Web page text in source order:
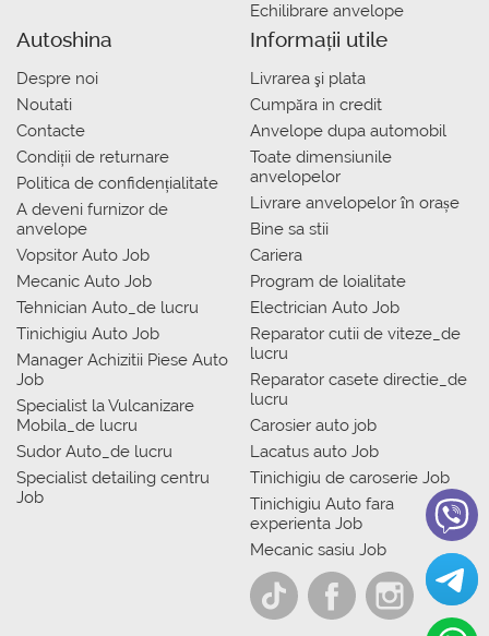
Echilibrare anvelope
Autoshina
Despre noi
Noutati
Contacte
Condiții de returnare
Politica de confidențialitate
A deveni furnizor de
anvelope
Vopsitor Auto Job
Mecanic Auto Job
Tehnician Auto_de lucru
Tinichigiu Auto Job
Manager Achizitii Piese Auto
Job
Specialist la Vulcanizare
Mobila_de lucru
Sudor Auto_de lucru
Specialist detailing centru
Job
Informații utile
Livrarea şi plata
Сumpăra in credit
Anvelope dupa automobil
Toate dimensiunile
anvelopelor
Livrare anvelopelor în orașe
Bine sa stii
Cariera
Program de loialitate
Electrician Auto Job
Reparator cutii de viteze_de
lucru
Reparator casete directie_de
lucru
Carosier auto job
Lacatus auto Job
Tinichigiu de caroserie Job
Tinichigiu Auto fara
experienta Job
Mecanic sasiu Job